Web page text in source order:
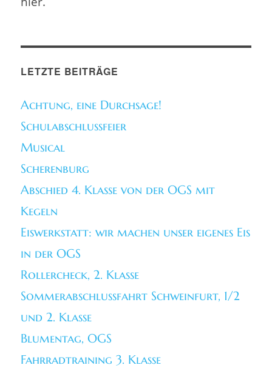
LETZTE BEITRÄGE
Achtung, eine Durchsage!
Schulabschlussfeier
Musical
Scherenburg
Abschied 4. Klasse von der OGS mit
Kegeln
Eiswerkstatt: wir machen unser eigenes Eis
in der OGS
Rollercheck, 2. Klasse
Sommerabschlussfahrt Schweinfurt, 1/2
und 2. Klasse
Blumentag, OGS
Fahrradtraining 3. Klasse